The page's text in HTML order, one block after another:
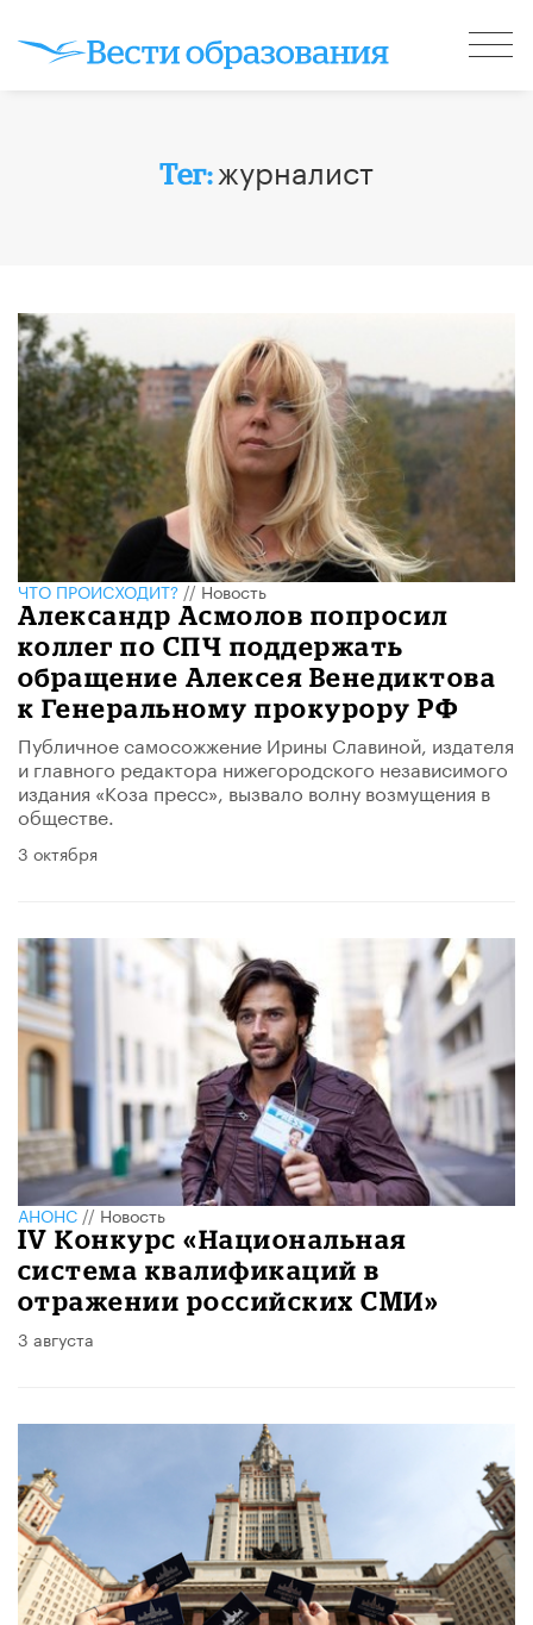
Тег:журналист
ЧТО ПРОИСХОДИТ?//Новость
Александр Асмолов попросил
коллег по СПЧ поддержать
обращение Алексея Венедиктова
к Генеральному прокурору РФ
Публичное самосожжение Ирины Славиной, издателя
и главного редактора нижегородского независимого
издания «Коза пресс», вызвало волну возмущения в
обществе.
3 октября
АНОНС//Новость
IV Конкурс «Национальная
система квалификаций в
отражении российских СМИ»
3 августа